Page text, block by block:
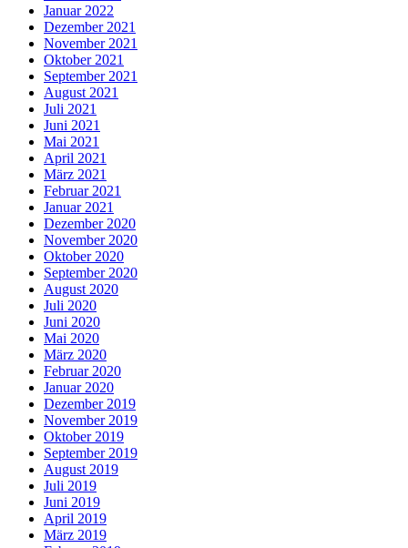
Januar 2022
Dezember 2021
November 2021
Oktober 2021
September 2021
August 2021
Juli 2021
Juni 2021
Mai 2021
April 2021
März 2021
Februar 2021
Januar 2021
Dezember 2020
November 2020
Oktober 2020
September 2020
August 2020
Juli 2020
Juni 2020
Mai 2020
März 2020
Februar 2020
Januar 2020
Dezember 2019
November 2019
Oktober 2019
September 2019
August 2019
Juli 2019
Juni 2019
April 2019
März 2019